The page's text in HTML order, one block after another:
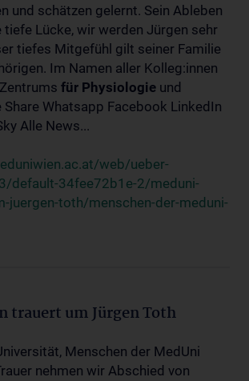
und schätzen gelernt. Sein Ableben
tiefe Lücke, wir werden Jürgen sehr
tiefes Mitgefühl gilt seiner Familie
Im Namen aller Kolleg:innen
für Physiologie und
Whatsapp Facebook LinkedIn
Alle News...
web/ueber-
default-34fee72b1e-2/meduni-
juergen-toth/menschen-der-meduni-
trauert um Jürgen Toth
Menschen der MedUni
nehmen wir Abschied von